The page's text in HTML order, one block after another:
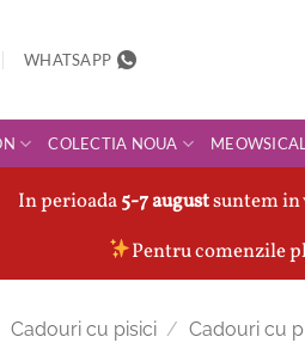
WHATSAPP
COLECTIA NOUA
In perioada5-7 augustsuntem in
Pentru comenzile
Cadouri cu pisici / Cadouri cu